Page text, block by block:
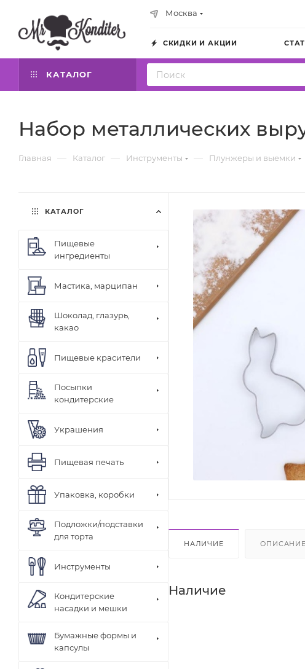
Москва
СКИДКИ И АКЦИИ
КАТАЛОГ
Набор металлических
Главная — Каталог — Инструменты — Плунжеры и выемки
НАЛИЧИЕ ОПИСАНИЕ
Наличие
КАТАЛОГ
Пищевые
ингредиенты
Мастика, марципан
Шоколад, глазурь,
какао
Пищевые красители
Посыпки
кондитерские
Украшения
Пищевая печать
Упаковка, коробки
Подложки/подставки
для торта
Инструменты
Кондитерские
насадки и мешки
Бумажные формы и
капсулы